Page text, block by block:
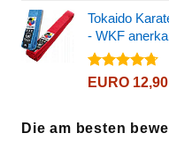
von 5
Tokaido
- WKF
Bewertet
EURO12,90
Die am besten